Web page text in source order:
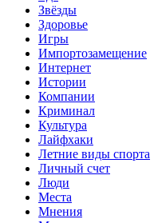
Звёзды
Здоровье
Игры
Импортозамещение
Интернет
Истории
Компании
Криминал
Культура
Лайфхаки
Летние виды спорта
Личный счет
Люди
Места
Мнения